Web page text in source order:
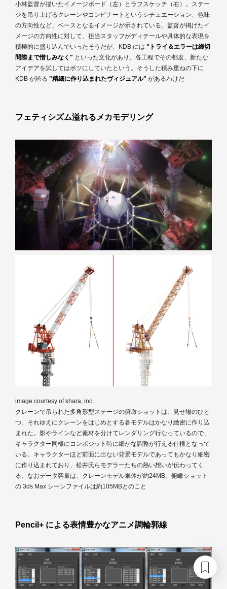
小林監督が描いたイメージボード（左）とラフスケッチ（右）。ステー
ジを吊り上げるクレーンやコンビナートというシチュエーション、色味
の方向性など、ベースとなるイメージが示されている。監督が掲げたイ
メージの方向性に対して、担当スタッフがディテールや具体的な表現を
積極的に盛り込んでいったそうだが、KDB には "トライ＆エラーは締切
間際まで惜しみなく" といった文化があり、各工程でその都度、新たな
アイデアを試してはボツにしていたという。そうした積み重ねの下に
KDB が誇る "精細に作り込まれたヴィジュアル" があるわけだ
フェティシズム溢れるメカモデリング
image courtesy of khara, inc.
クレーンで吊られた多角形型ステージの俯瞰ショットは、見せ場のひと
つ。それゆえにクレーンをはじめとする各モデルはかなり緻密に作り込
まれた。影やラインなど素材を分けてレンダリング行なっているので、
キャラクター同様にコンポジット時に細かな調整が行える仕様となって
いる。キャラクターほど前面に出ない背景モデルであってもかなり細密
に作り込まれており、松井氏らモデラーたちの熱い想いが伝わってく
る。なおデータ容量は、クレーンモデル単体が約24MB、俯瞰ショット
の 3ds Max シーンファイルは約105MBとのこと
Pencil+ による表情豊かなアニメ調輪郭線